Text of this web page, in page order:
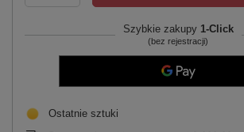
Szybkie zakupy 1-Click
(bez rejestracji)
Ostatnie sztuki